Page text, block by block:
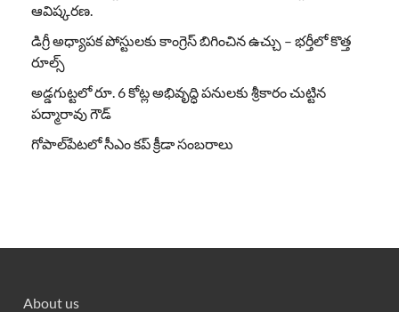
ఆవిష్కరణ.
డిగ్రీ అధ్యాపక పోస్టులకు కాంగ్రెస్ బిగించిన ఉచ్చు – భర్తీలో కొత్త
రూల్స్
అడ్డగుట్టలో రూ. 6 కోట్ల అభివృద్ధి పనులకు శ్రీకారం చుట్టిన
పద్మారావు గౌడ్
గోపాల్‌పేటలో సీఎం కప్ క్రీడా సంబరాలు
About us